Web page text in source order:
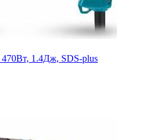
1.4Дж, SDS-plus